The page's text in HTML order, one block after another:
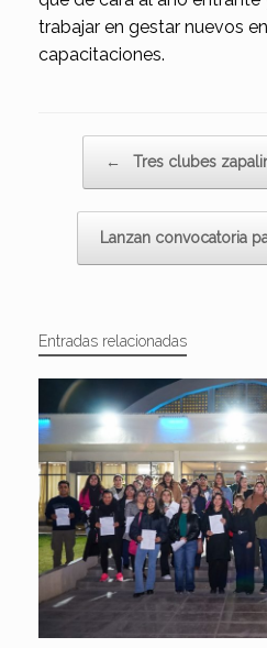
trabajar en gestar nuevos
capacitaciones.
← Tres clubes
Lanzan convocatoria
Entradas relacionadas